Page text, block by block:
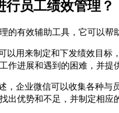
员工绩效管理？
的有效辅助工具，它可以帮
以用来制定和下发绩效目标
作进展和遇到的困难，并提
，企业微信可以收集各种与
出优势和不足，并制定相应